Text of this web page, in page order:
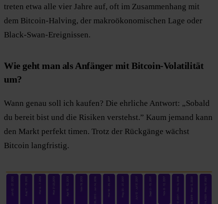
treten etwa alle vier Jahre auf, oft im Zusammenhang mit
dem Bitcoin-Halving, der makroökonomischen Lage oder
Black-Swan-Ereignissen.
Wie geht man als Anfänger mit Bitcoin-Volatilität
um?
Wann genau soll ich kaufen? Die ehrliche Antwort: „Sobald
du bereit bist und die Risiken verstehst.” Kaum jemand kann
den Markt perfekt timen. Trotz der Rückgänge wächst
Bitcoin langfristig.